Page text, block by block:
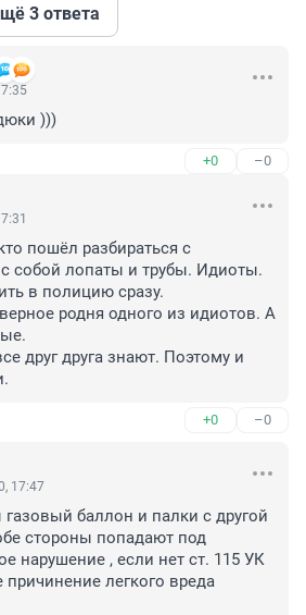
3 ответа
)))
+0 –0
пошёл разбираться с
собой лопаты и трубы. Идиоты.
в полицию сразу.
родня одного из идиотов. А
друг друга знают. Поэтому и
+0 –0
17:47
баллон и палки с другой
стороны попадают под
нарушение , если нет ст. 115 УК
легкого вреда